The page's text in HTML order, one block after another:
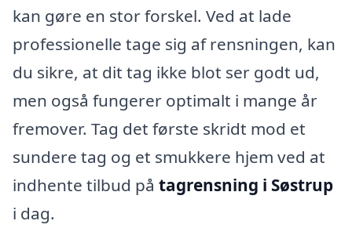
kan gøre en stor forskel. Ved at lade
professionelle tage sig af rensningen, kan
du sikre, at dit tag ikke blot ser godt ud,
men også fungerer optimalt i mange år
fremover. Tag det første skridt mod et
sundere tag og et smukkere hjem ved at
indhente tilbud på tagrensning i Søstrup
i dag.